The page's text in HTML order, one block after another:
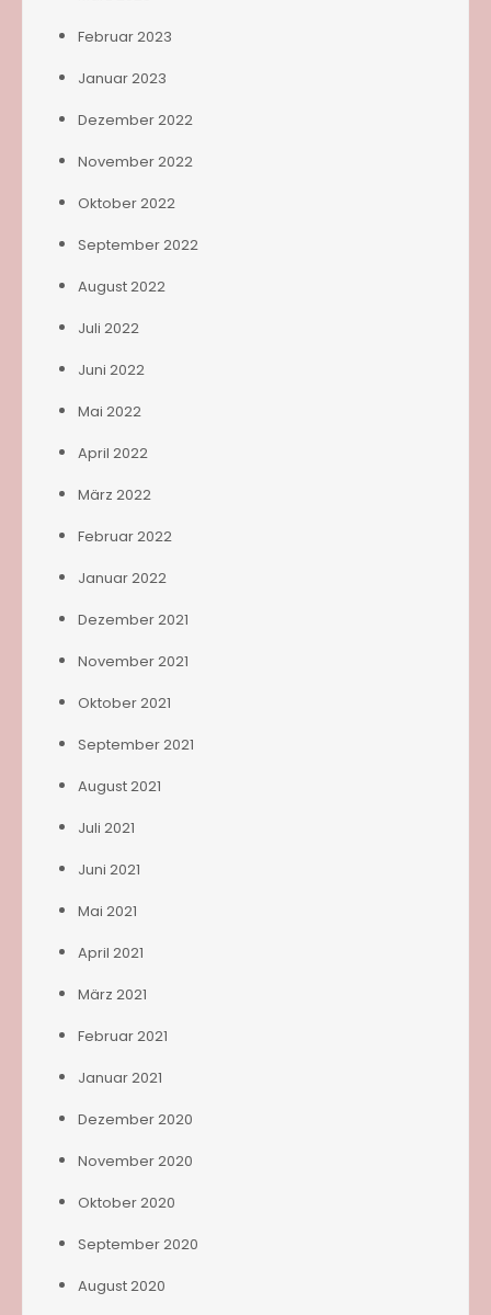
Februar 2023
Januar 2023
Dezember 2022
November 2022
Oktober 2022
September 2022
August 2022
Juli 2022
Juni 2022
Mai 2022
April 2022
März 2022
Februar 2022
Januar 2022
Dezember 2021
November 2021
Oktober 2021
September 2021
August 2021
Juli 2021
Juni 2021
Mai 2021
April 2021
März 2021
Februar 2021
Januar 2021
Dezember 2020
November 2020
Oktober 2020
September 2020
August 2020